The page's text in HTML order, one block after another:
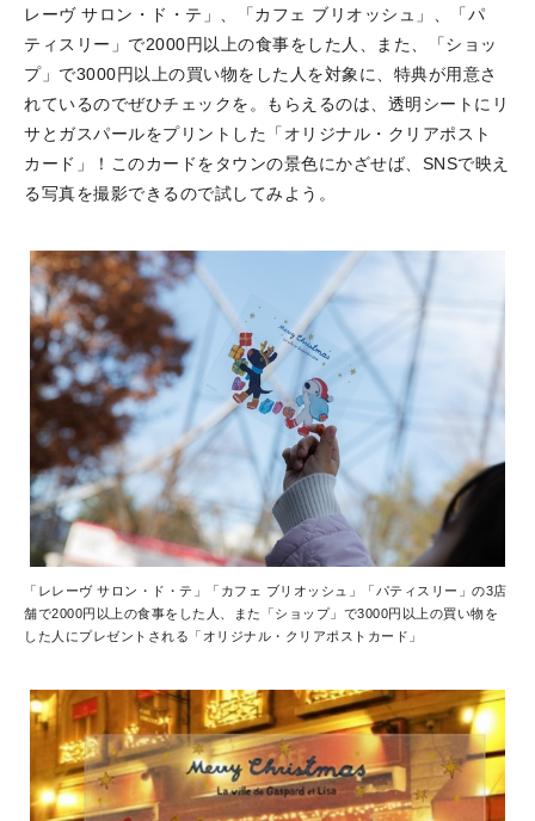
レーヴ サロン・ド・テ」、「カフェ ブリオッシュ」、「パ
ティスリー」で2000円以上の食事をした人、また、「ショッ
プ」で3000円以上の買い物をした人を対象に、特典が用意さ
れているのでぜひチェックを。もらえるのは、透明シートにリ
サとガスパールをプリントした「オリジナル・クリアポスト
カード」！このカードをタウンの景色にかざせば、SNSで映え
る写真を撮影できるので試してみよう。
「レレーヴ サロン・ド・テ」「カフェ ブリオッシュ」「パティスリー」の3店
舗で2000円以上の食事をした人、また「ショップ」で3000円以上の買い物を
した人にプレゼントされる「オリジナル・クリアポストカード」